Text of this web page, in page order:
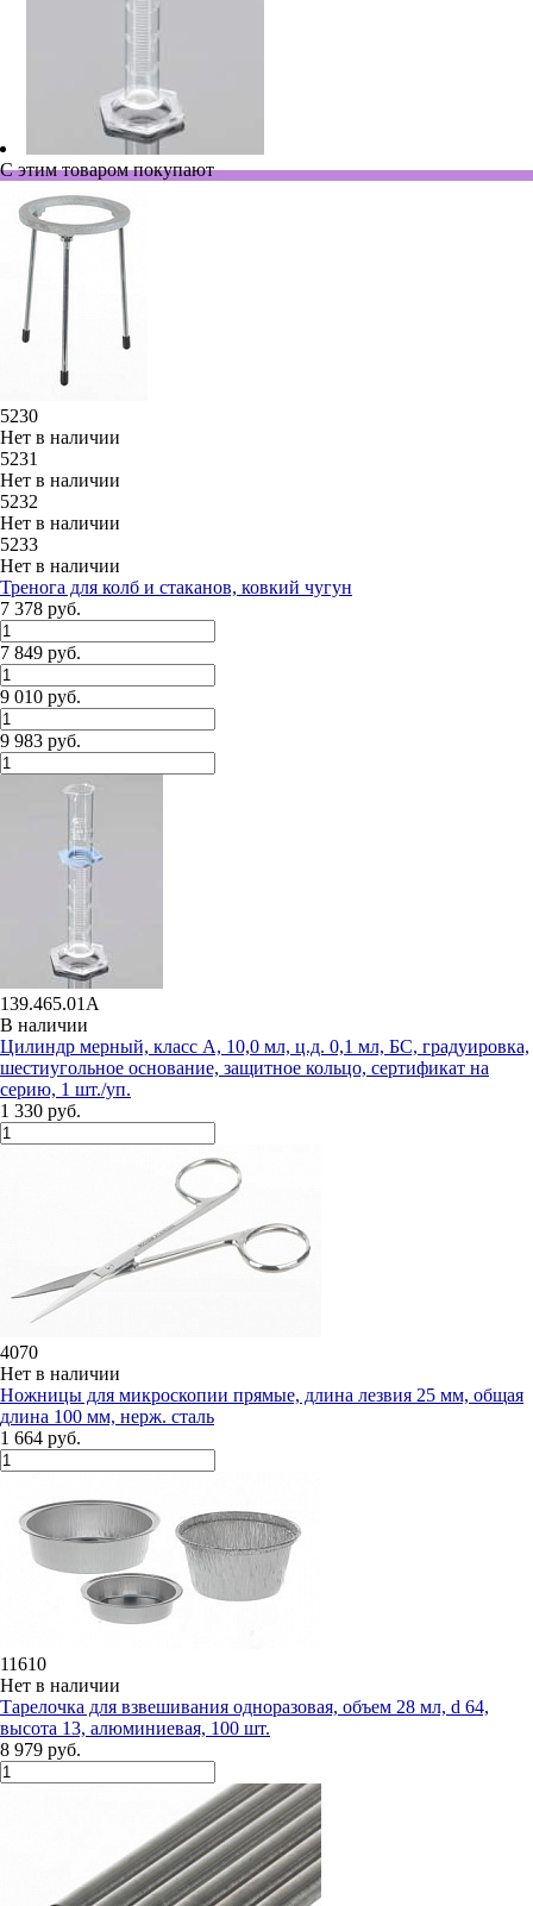
С этим товаром покупают
5230
Нет в наличии
5231
Нет в наличии
5232
Нет в наличии
5233
Нет в наличии
Тренога для колб и стаканов, ковкий чугун
7 378 руб.
7 849 руб.
9 010 руб.
9 983 руб.
139.465.01A
В наличии
Цилиндр мерный, класс А, 10,0 мл, ц.д. 0,1 мл, БС, градуировка,
шестиугольное основание, защитное кольцо, сертификат на
серию, 1 шт./уп.
1 330 руб.
4070
Нет в наличии
Ножницы для микроскопии прямые, длина лезвия 25 мм, общая
длина 100 мм, нерж. сталь
1 664 руб.
11610
Нет в наличии
Тарелочка для взвешивания одноразовая, объем 28 мл, d 64,
высота 13, алюминиевая, 100 шт.
8 979 руб.